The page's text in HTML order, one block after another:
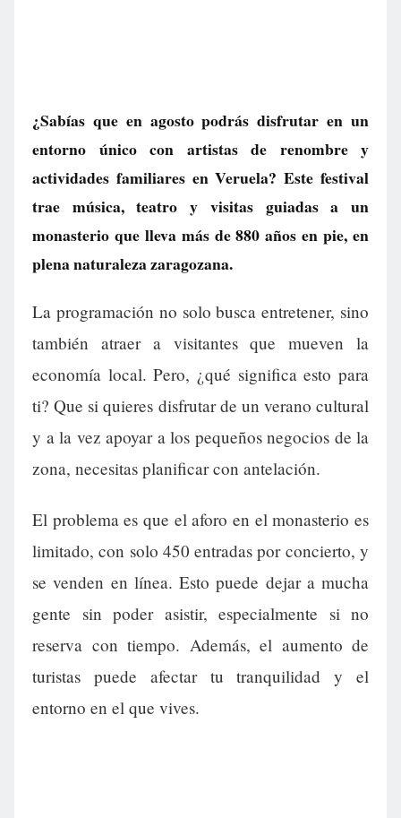
¿Sabías que en agosto podrás disfrutar en un
entorno único con artistas de renombre y
actividades familiares en Veruela? Este festival
trae música, teatro y visitas guiadas a un
monasterio que lleva más de 880 años en pie, en
plena naturaleza zaragozana.
La programación no solo busca entretener, sino
también atraer a visitantes que mueven la
economía local. Pero, ¿qué significa esto para
ti? Que si quieres disfrutar de un verano cultural
y a la vez apoyar a los pequeños negocios de la
zona, necesitas planificar con antelación.
El problema es que el aforo en el monasterio es
limitado, con solo 450 entradas por concierto, y
se venden en línea. Esto puede dejar a mucha
gente sin poder asistir, especialmente si no
reserva con tiempo. Además, el aumento de
turistas puede afectar tu tranquilidad y el
entorno en el que vives.